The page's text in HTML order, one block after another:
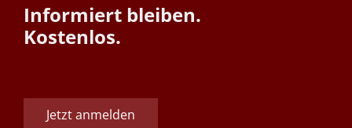
Informiert bleiben.
Kostenlos.
Jetzt anmelden